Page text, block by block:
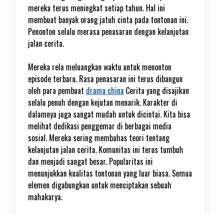
mereka terus meningkat setiap tahun. Hal ini
membuat banyak orang jatuh cinta pada tontonan ini.
Penonton selalu merasa penasaran dengan kelanjutan
jalan cerita.
Mereka rela meluangkan waktu untuk menonton
episode terbaru. Rasa penasaran ini terus dibangun
oleh para pembuat drama china Cerita yang disajikan
selalu penuh dengan kejutan menarik. Karakter di
dalamnya juga sangat mudah untuk dicintai. Kita bisa
melihat dedikasi penggemar di berbagai media
sosial. Mereka sering membahas teori tentang
kelanjutan jalan cerita. Komunitas ini terus tumbuh
dan menjadi sangat besar. Popularitas ini
menunjukkan kualitas tontonan yang luar biasa. Semua
elemen digabungkan untuk menciptakan sebuah
mahakarya.